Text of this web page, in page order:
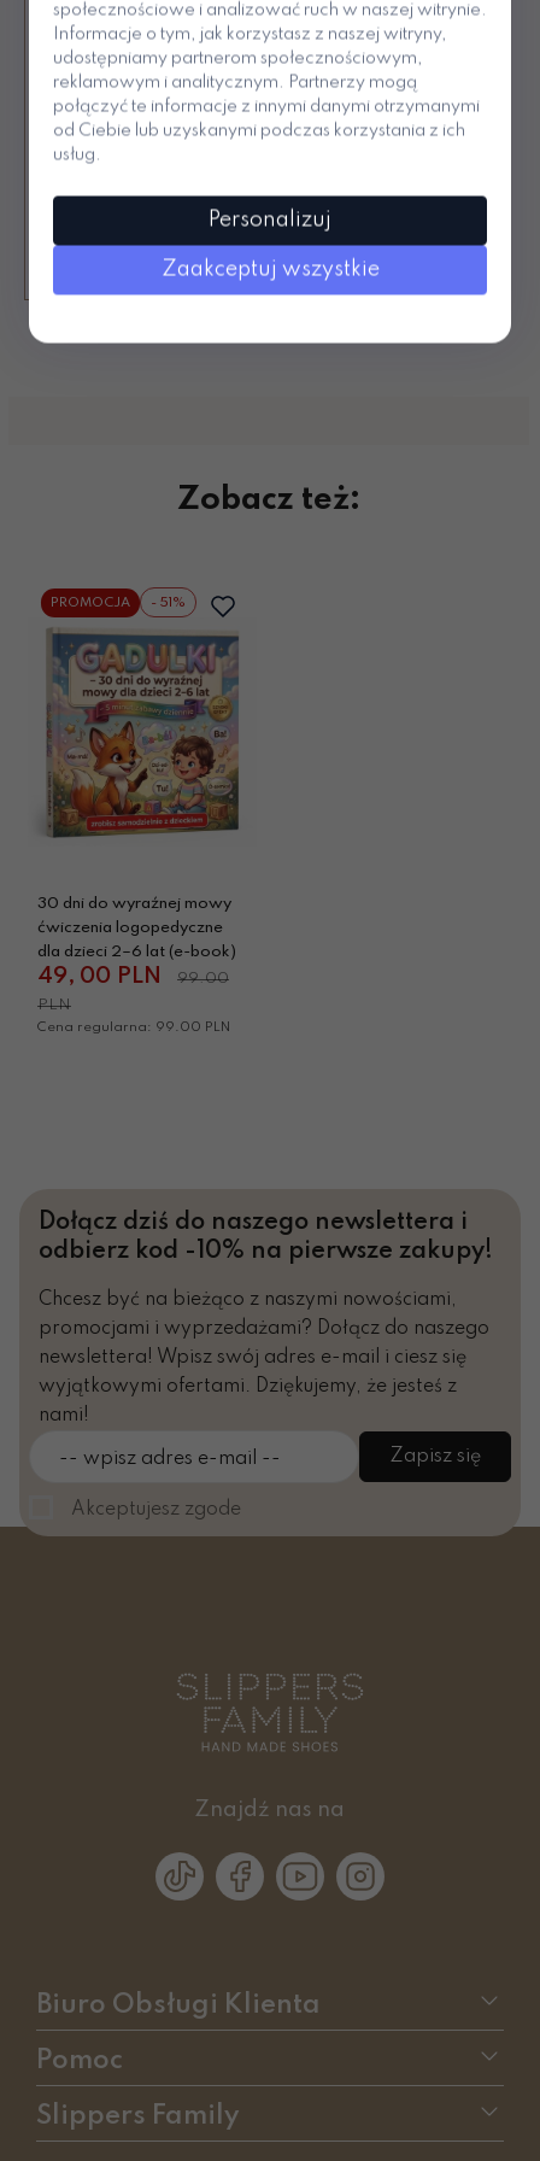
Polski produkt
Darmowa dostawa od 99 zł
Nr 1 wśród kapci do przedszkola
Płatność PayPo za 30 dni
Ponad 10 lat na rynku
Sprzedaż ponad 537 tys par
Zobacz też:
PROMOCJA - 51%
30 dni do wyraźnej mowy
ćwiczenia logopedyczne
dla dzieci 2–6 lat (e-book)
49, 00 PLN
99.00
PLN
Cena regularna: 99.00 PLN
Dołącz dziś do naszego newslettera i
odbierz kod -10% na pierwsze zakupy!
Chcesz być na bieżąco z naszymi nowościami,
promocjami i wyprzedażami? Dołącz do naszego
newslettera! Wpisz swój adres e-mail i ciesz się
wyjątkowymi ofertami. Dziękujemy, że jesteś z
nami!
-- wpisz adres e-mail -- Zapisz się
Akceptujesz zgode
Znajdź nas na
Biuro Obsługi Klienta
Pomoc
Slippers Family
społecznościowe i analizować ruch w naszej witrynie.
Informacje o tym, jak korzystasz z naszej witryny,
udostępniamy partnerom społecznościowym,
reklamowym i analitycznym. Partnerzy mogą
połączyć te informacje z innymi danymi otrzymanymi
od Ciebie lub uzyskanymi podczas korzystania z ich
usług.
Personalizuj
Zaakceptuj wszystkie